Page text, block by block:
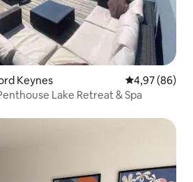
Keynes Prosječna
4,97 (86)
Lake Retreat & Spa
s oznakom „Odabrali gosti”